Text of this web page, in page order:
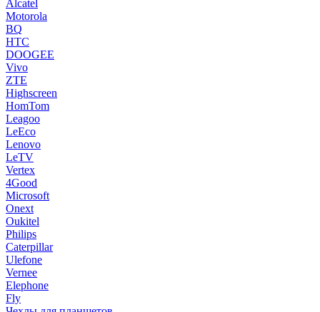
Alcatel
Motorola
BQ
HTC
DOOGEE
Vivo
ZTE
Highscreen
HomTom
Leagoo
LeEco
Lenovo
LeTV
Vertex
4Good
Microsoft
Onext
Oukitel
Philips
Caterpillar
Ulefone
Vernee
Elephone
Fly